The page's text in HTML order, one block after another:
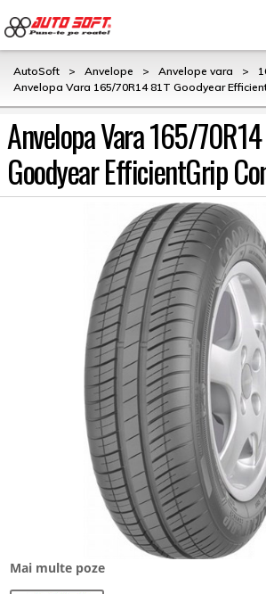
AutoSoft > Anvelope > Anvelope vara >
Anvelopa Vara 165/70R14 81T Goodyear
Anvelopa Vara 165/
Goodyear EfficientGrip
Mai multe poze